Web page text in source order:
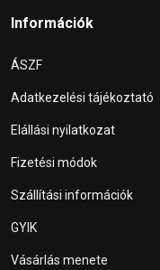
Információk
ÁSZF
Adatkezelési tájékoztató
Elállási nyilatkozat
Fizetési módok
Szállítási információk
GYIK
Vásárlás menete